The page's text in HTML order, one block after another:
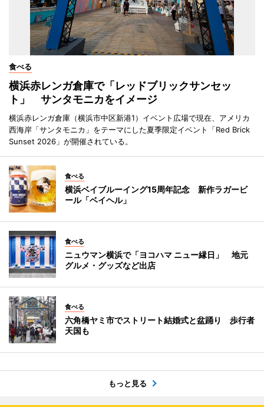
食べる
横浜赤レンガ倉庫で「レッドブリックサンセッ
ト」 サンタモニカをイメージ
横浜赤レンガ倉庫（横浜市中区新港1）イベント広場で現在、アメリカ
西海岸「サンタモニカ」をテーマにした夏季限定イベント「Red Brick
Sunset 2026」が開催されている。
食べる
横浜ベイブルーイング15周年記念 新作ラガービ
ール「ベイヘル」
食べる
ニュウマン横浜で「ヨコハマ ニュー縁日」 地元
グルメ・グッズなど出店
食べる
六角橋ヤミ市でストリート結婚式と盆踊り 歩行者
天国も
もっと見る